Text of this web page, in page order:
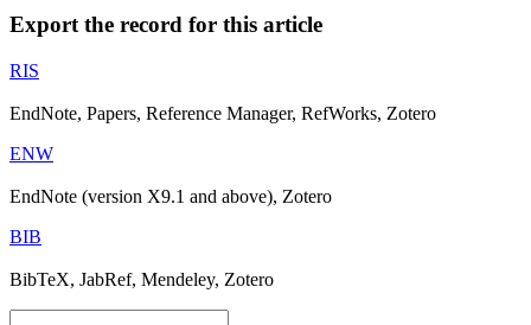
Export the record for this article
RIS
EndNote, Papers, Reference Manager, RefWorks, Zotero
ENW
EndNote (version X9.1 and above), Zotero
BIB
BibTeX, JabRef, Mendeley, Zotero